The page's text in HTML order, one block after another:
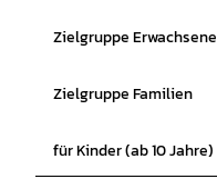
Zielgruppe Erwachsene
Zielgruppe Familien
für Kinder (ab 10 Jahre)